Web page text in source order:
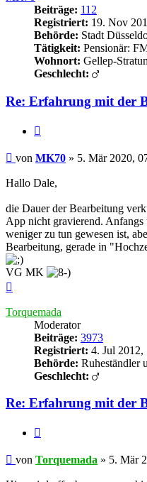
Beiträge: 112
Registriert: 19. Nov
Behörde: Stadt
Tätigkeit: Pensionär:
Wohnort: Gellep-
Geschlecht:
Re: Erfahrung mit der
Beitrag
von MK70 » 5. Mär 2020,
Hallo Dale,
die Dauer der Bearbeitung
App nicht gravierend.
weniger zu tun gewesen ist,
Bearbeitung, gerade in
VG MK
Torquemada
Moderator
Beiträge: 3973
Registriert: 4. Jul 2012,
Behörde: Ruheständler
Geschlecht:
Re: Erfahrung mit der
Beitrag
von Torquemada » 5. Mär